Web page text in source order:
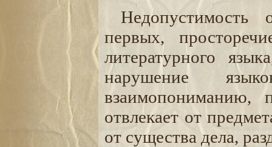
Недопустимость
первых,
литературного
нарушение
взаимопониманию,
отвлекает от
от существа дела,